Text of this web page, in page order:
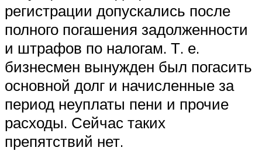
регистрации допускались после
полного погашения задолженности
и штрафов по налогам. Т. е.
бизнесмен вынужден был погасить
основной долг и начисленные за
период неуплаты пени и прочие
расходы. Сейчас таких
препятствий нет.